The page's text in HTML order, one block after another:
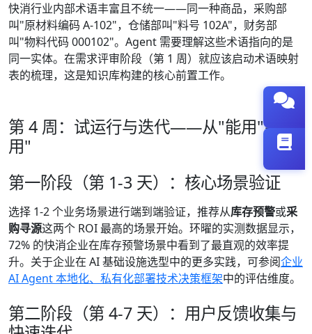
快消行业内部术语丰富且不统一——同一种商品，采购部
叫"原材料编码 A-102"，仓储部叫"料号 102A"，财务部
叫"物料代码 000102"。Agent 需要理解这些术语指向的是
同一实体。在需求评审阶段（第 1 周）就应该启动术语映射
表的梳理，这是知识库构建的核心前置工作。
第 4 周：试运行与迭代——从"能用"到"好
用"
第一阶段（第 1-3 天）：核心场景验证
选择 1-2 个业务场景进行端到端验证，推荐从库存预警或采
购寻源这两个 ROI 最高的场景开始。环曜的实测数据显示，
72% 的快消企业在库存预警场景中看到了最直观的效率提
升。关于企业在 AI 基础设施选型中的更多实践，可参阅企业
AI Agent 本地化、私有化部署技术决策框架中的评估维度。
第二阶段（第 4-7 天）：用户反馈收集与